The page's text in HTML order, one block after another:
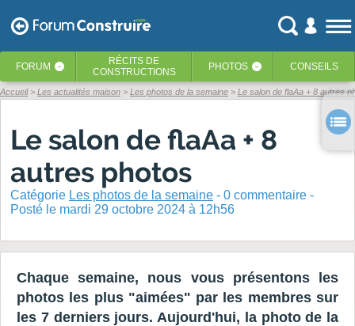
FORUM ‹ RÉCITS DE
CONSTRUCTIONS
PHOTOS ‹ CONSEILS
Accueil Les actualités maison Les photos de la semaine Le salon de flaAa + 8 autres
Le salon de flaAa + 8
autres photos
Catégorie Les photos de la semaine - 0 commentaire -
Posté le mardi 29 octobre 2024 à 12h56
Chaque semaine, nous vous présentons les
photos les plus "aimées" par les membres sur
les 7 derniers jours. Aujourd'hui, la photo de la